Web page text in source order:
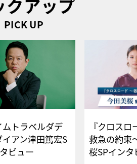
クアップ
PICK UP
ムトラベルダデ
イアン津田篤宏S
タビュー
『クロス
救急の約束
桜SPイ